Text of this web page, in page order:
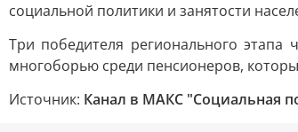
социальной политики и занятости
Три победителя регионального
многоборью среди пенсионеров,
Источник: Канал в МАКС "Социальная